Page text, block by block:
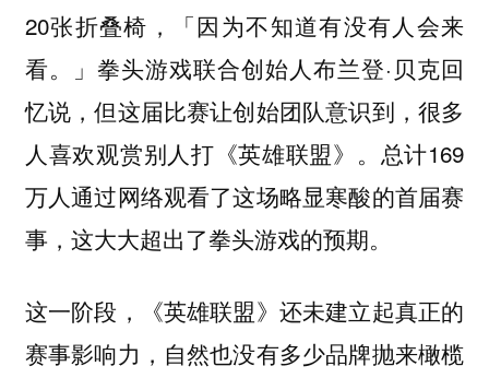
20张折叠椅，「因为不知道有没有人会来
看。」拳头游戏联合创始人布兰登·贝克回
忆说，但这届比赛让创始团队意识到，很多
人喜欢观赏别人打《英雄联盟》。总计169
万人通过网络观看了这场略显寒酸的首届赛
事，这大大超出了拳头游戏的预期。
这一阶段，《英雄联盟》还未建立起真正的
赛事影响力，自然也没有多少品牌抛来橄榄